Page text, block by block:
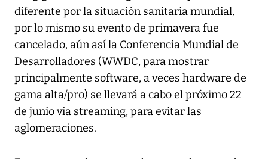
diferente por la situación sanitaria mundial,
por lo mismo su evento de primavera fue
cancelado, aún así la Conferencia Mundial de
Desarrolladores (WWDC, para mostrar
principalmente software, a veces hardware de
gama alta/pro) se llevará a cabo el próximo 22
de junio vía streaming, para evitar las
aglomeraciones.